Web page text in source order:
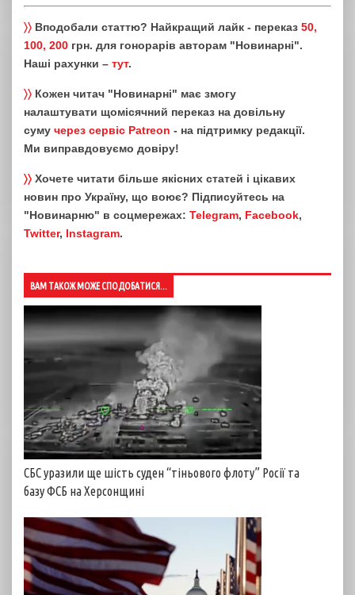
〉〉 Вподобали статтю? Найкращий лайк - переказ 50,
100, 200 грн. для гонорарів авторам "Новинарні".
Наші рахунки – тут.
〉〉 Кожен читач "Новинарні" має змогу
налаштувати щомісячний переказ на довільну
суму через сервіс Patreon - на підтримку редакції.
Ми виправдовуємо довіру!
〉〉 Хочете читати більше якісних статей і цікавих
новин про Україну, що воює? Підписуйтесь на
"Новинарню" в соцмережах: Telegram, Facebook,
Twitter, Instagram.
ВАМ ТАКОЖ МОЖЕ СПОДОБАТИСЯ...
СБС уразили ще шість суден “тіньового флоту” Росії та
базу ФСБ на Херсонщині